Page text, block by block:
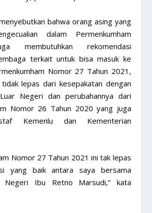
bahwa orang asing yang
dalam Permenkumham
membutuhkan rekomendasi
terkait untuk bisa masuk ke
Nomor 27 Tahun 2021,
lepas dari kesepakatan dengan
Negeri dan perubahannya dari
Nomor 26 Tahun 2020 yang juga
Kemenlu dan Kementerian
Nomor 27 Tahun 2021 ini tak lepas
yang baik antara saya bersama
Negeri Ibu Retno Marsudi,” kata